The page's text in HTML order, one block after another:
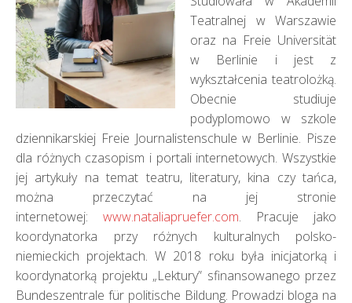
Teatralnej w Warszawie
oraz na Freie Universität
w Berlinie i jest z
wykształcenia teatrolożką.
Obecnie studiuje
podyplomowo w szkole
dziennikarskiej Freie Journalistenschule w Berlinie. Pisze
dla różnych czasopism i portali internetowych. Wszystkie
jej artykuły na temat teatru, literatury, kina czy tańca,
można przeczytać na jej stronie
internetowej: www.nataliapruefer.com. Pracuje jako
koordynatorka przy różnych kulturalnych polsko-
niemieckich projektach. W 2018 roku była inicjatorką i
koordynatorką projektu „Lektury” sfinansowanego przez
Bundeszentrale für politische Bildung. Prowadzi bloga na